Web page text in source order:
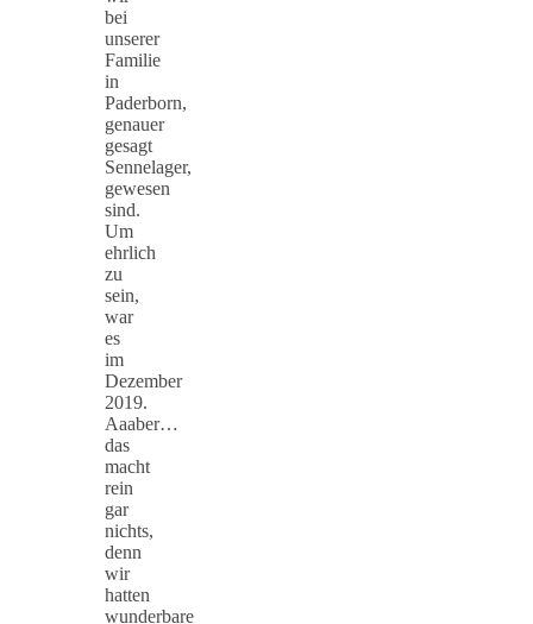
bei
unserer
Familie
in
Paderborn,
genauer
gesagt
Sennelager,
gewesen
sind.
Um
ehrlich
zu
sein,
war
es
im
Dezember
2019.
Aaaber…
das
macht
rein
gar
nichts,
denn
wir
hatten
wunderbare